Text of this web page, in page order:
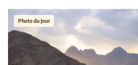
Photo du jour